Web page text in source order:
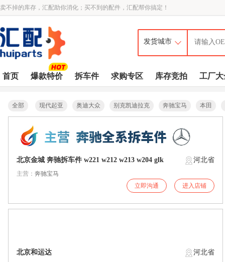
卖不掉的库存，汇配助你消化；买不到的配件，汇配帮你搞定！
首页 爆款特价 拆车件 求购专区 库存竞拍 工厂大
全部 现代起亚 奥迪大众 别克凯迪拉克 奔驰宝马 本田
北京金城 奔驰拆车件 w221 w212 w213 w204 glk 河北省
主营： 奔驰宝马
进入店铺
立即沟通
北京和运达 河北省